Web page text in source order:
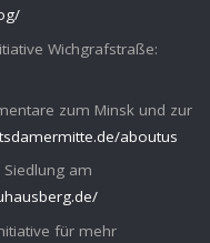
Wichgrafstraße:
zum Minsk und zur
aboutus
Siedlung am
für mehr